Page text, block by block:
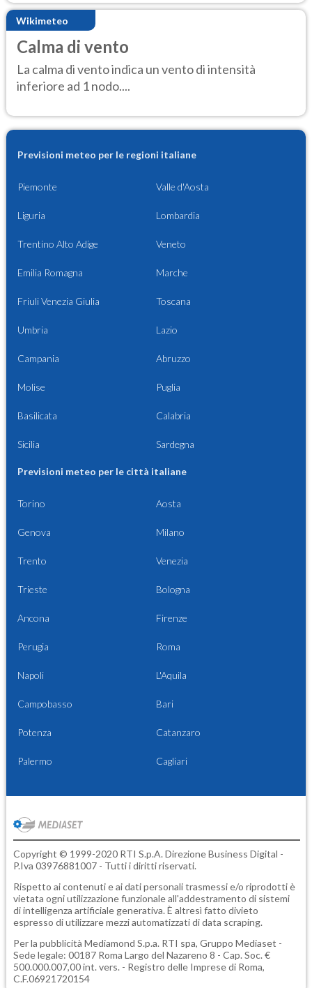
Wikimeteo
Calma di vento
La calma di vento indica un vento di intensità
inferiore ad 1 nodo....
Previsioni meteo per le regioni italiane
Piemonte Valle d'Aosta
Liguria Lombardia
Trentino Alto Adige Veneto
Emilia Romagna Marche
Friuli Venezia Giulia Toscana
Umbria Lazio
Campania Abruzzo
Molise Puglia
Basilicata Calabria
Sicilia Sardegna
Previsioni meteo per le città italiane
Torino Aosta
Genova Milano
Trento Venezia
Trieste Bologna
Ancona Firenze
Perugia Roma
Napoli L'Aquila
Campobasso Bari
Potenza Catanzaro
Palermo Cagliari
Copyright © 1999-2020 RTI S.p.A. Direzione Business Digital -
P.Iva 03976881007 - Tutti i diritti riservati.
Rispetto ai contenuti e ai dati personali trasmessi e/o riprodotti è
vietata ogni utilizzazione funzionale all'addestramento di sistemi
di intelligenza artificiale generativa. È altresì fatto divieto
espresso di utilizzare mezzi automatizzati di data scraping.
Per la pubblicità Mediamond S.p.a. RTI spa, Gruppo Mediaset -
Sede legale: 00187 Roma Largo del Nazareno 8 - Cap. Soc. €
500.000.007,00 int. vers. - Registro delle Imprese di Roma,
C.F.06921720154